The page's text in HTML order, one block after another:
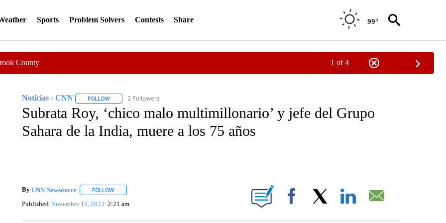
Sports Problem Solvers Contests Share 99°
County 1 of 4
Noticias - CNN FOLLOWFOLLOW "NOTICIAS - CNN" TO RECEIVE NOTIFICATIONS ABOUT NEW PAGES ON "NOTICIAS - CNN".
2 Followers
Subrata Roy, ‘chico malo multimillonario’ y jefe del Grupo
Sahara de la India, muere a los 75 años
By CNN Newsource FOLLOWFOLLOW "" TO RECEIVE NOTIFICATIONS ABOUT NEW PAGES ON "".
Published November 15, 2023 2:21 am Facebook